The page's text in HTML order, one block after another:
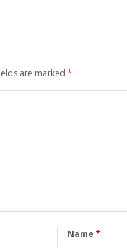
are marked *
Name *